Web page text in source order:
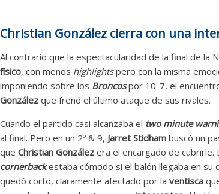
Christian González cierra con una
Al contrario que la espectacularidad de la final de la
físico, con menos highlightspero con la misma
imponiendo sobre los Broncos por 10-7, el
González que frenó el último ataque de sus rivales.
Cuando el partido casi alcanzaba el two minute
al final. Pero en un 2º & 9, Jarret Stidham buscó un
que Christian González era el encargado de cubrirle.
cornerback estaba cómodo si el balón llegaba en su
quedó corto, claramente afectado por la ventisca